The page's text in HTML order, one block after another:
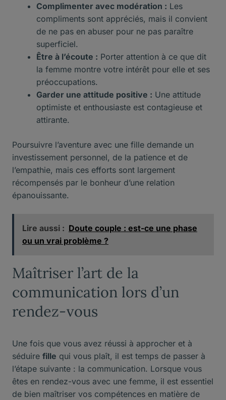
Complimenter avec modération : Les
compliments sont appréciés, mais il convient
de ne pas en abuser pour ne pas paraître
superficiel.
Être à l’écoute : Porter attention à ce que dit
la femme montre votre intérêt pour elle et ses
préoccupations.
Garder une attitude positive : Une attitude
optimiste et enthousiaste est contagieuse et
attirante.
Poursuivre l’aventure avec une fille demande un
investissement personnel, de la patience et de
l’empathie, mais ces efforts sont largement
récompensés par le bonheur d’une relation
épanouissante.
Lire aussi : Doute couple : est-ce une phase
ou un vrai problème ?
Maîtriser l’art de la
communication lors d’un
rendez-vous
Une fois que vous avez réussi à approcher et à
séduire fille qui vous plaît, il est temps de passer à
l’étape suivante : la communication. Lorsque vous
êtes en rendez-vous avec une femme, il est essentiel
de bien maîtriser vos compétences en matière de